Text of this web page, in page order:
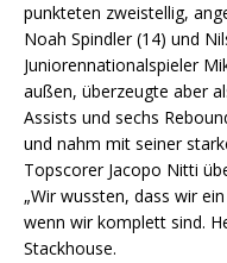
punkteten zweistellig,
Noah Spindler (14) und
Juniorennationalspieler
außen, überzeugte aber
Assists und sechs
und nahm mit seiner
Topscorer Jacopo Nitti
„Wir wussten, dass wir
wenn wir komplett sind.
Stackhouse.